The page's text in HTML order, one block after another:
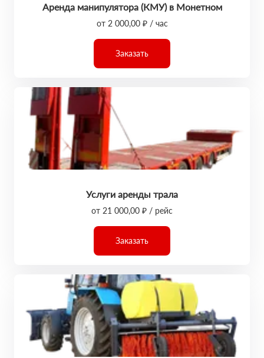
Аренда манипулятора (КМУ) в Монетном
от 2 000,00 ₽ / час
Заказать
Услуги аренды трала
от 21 000,00 ₽ / рейс
Заказать